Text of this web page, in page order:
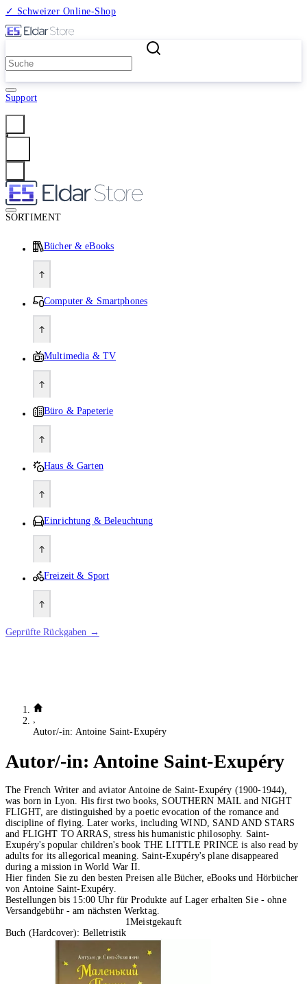
✓ Schweizer Online-Shop
Support
SORTIMENT
Bücher & eBooks
Computer & Smartphones
Multimedia & TV
Büro & Papeterie
Haus & Garten
Einrichtung & Beleuchtung
Freizeit & Sport
Geprüfte Rückgaben →
Autor/-in: Antoine Saint-Exupéry
Autor/-in: Antoine Saint-Exupéry
The French Writer and aviator Antoine de Saint-Exupéry (1900-1944),
was born in Lyon. His first two books, SOUTHERN MAIL and NIGHT
FLIGHT, are distinguished by a poetic evocation of the romance and
discipline of flying. Later works, including WIND, SAND AND STARS
and FLIGHT TO ARRAS, stress his humanistic philosophy. Saint-
Exupéry's popular children's book THE LITTLE PRINCE is also read by
adults for its allegorical meaning. Saint-Exupéry's plane disappeared
during a mission in World War II.
Hier finden Sie zu den besten Preisen alle Bücher, eBooks und Hörbücher
von Antoine Saint-Exupéry.
Bestellungen bis 15:00 Uhr für Produkte auf Lager erhalten Sie - ohne
Versandgebühr - am nächsten Werktag.
1Meistgekauft
Buch (Hardcover): Belletristik